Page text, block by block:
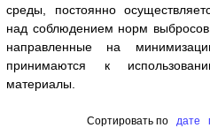
среды, постоянно
над соблюдением норм
направленные на
принимаются к
материалы.
Сортировать по дате